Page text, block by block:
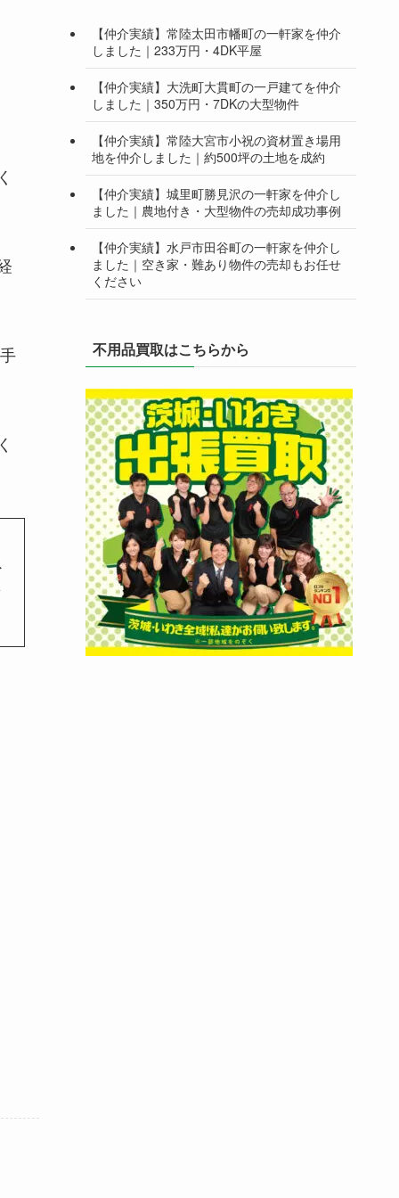
【仲介実績】常陸太田市幡町の一軒家を仲介
しました｜233万円・4DK平屋
【仲介実績】大洗町大貫町の一戸建てを仲介
しました｜350万円・7DKの大型物件
【仲介実績】常陸大宮市小祝の資材置き場用
地を仲介しました｜約500坪の土地を成約
【仲介実績】城里町勝見沢の一軒家を仲介し
ました｜農地付き・大型物件の売却成功事例
【仲介実績】水戸市田谷町の一軒家を仲介し
ました｜空き家・難あり物件の売却もお任せ
ください
不用品買取はこちらから